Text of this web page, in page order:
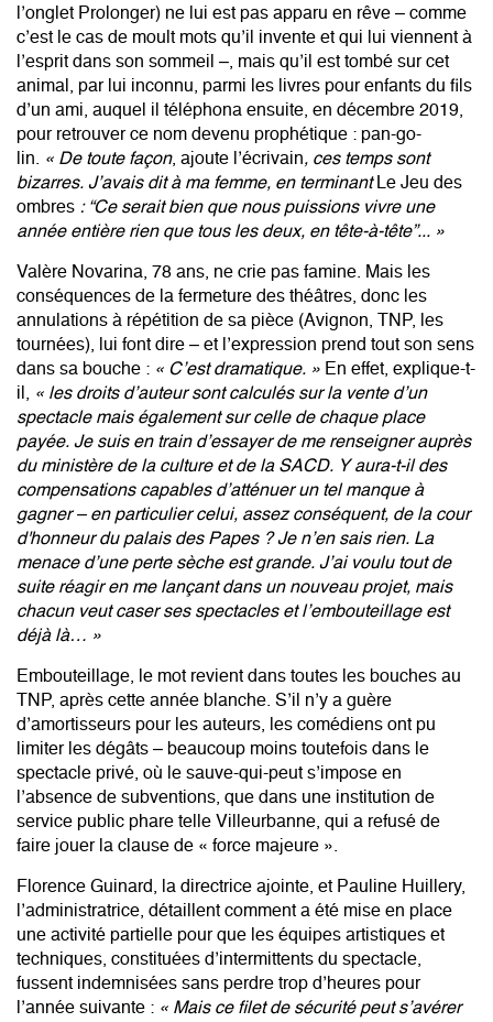
l’onglet Prolonger) ne lui est pas apparu en rêve – comme
c’est le cas de moult mots qu’il invente et qui lui viennent à
l’esprit dans son sommeil –, mais qu’il est tombé sur cet
animal, par lui inconnu, parmi les livres pour enfants du fils
d’un ami, auquel il téléphona ensuite, en décembre 2019,
pour retrouver ce nom devenu prophétique : pan-go-
lin. « De toute façon, ajoute l’écrivain, ces temps sont
bizarres. J’avais dit à ma femme, en terminant Le Jeu des
ombres : “Ce serait bien que nous puissions vivre une
année entière rien que tous les deux, en tête-à-tête”... »
Valère Novarina, 78 ans, ne crie pas famine. Mais les
conséquences de la fermeture des théâtres, donc les
annulations à répétition de sa pièce (Avignon, TNP, les
tournées), lui font dire – et l’expression prend tout son sens
dans sa bouche : « C’est dramatique. » En effet, explique-t-
il, « les droits d’auteur sont calculés sur la vente d’un
spectacle mais également sur celle de chaque place
payée. Je suis en train d’essayer de me renseigner auprès
du ministère de la culture et de la SACD. Y aura-t-il des
compensations capables d’atténuer un tel manque à
gagner – en particulier celui, assez conséquent, de la cour
d'honneur du palais des Papes ? Je n’en sais rien. La
menace d’une perte sèche est grande. J’ai voulu tout de
suite réagir en me lançant dans un nouveau projet, mais
chacun veut caser ses spectacles et l’embouteillage est
déjà là… »
Embouteillage, le mot revient dans toutes les bouches au
TNP, après cette année blanche. S’il n’y a guère
d’amortisseurs pour les auteurs, les comédiens ont pu
limiter les dégâts – beaucoup moins toutefois dans le
spectacle privé, où le sauve-qui-peut s’impose en
l’absence de subventions, que dans une institution de
service public phare telle Villeurbanne, qui a refusé de
faire jouer la clause de « force majeure ».
Florence Guinard, la directrice ajointe, et Pauline Huillery,
l’administratrice, détaillent comment a été mise en place
une activité partielle pour que les équipes artistiques et
techniques, constituées d’intermittents du spectacle,
fussent indemnisées sans perdre trop d’heures pour
l’année suivante : « Mais ce filet de sécurité peut s’avérer